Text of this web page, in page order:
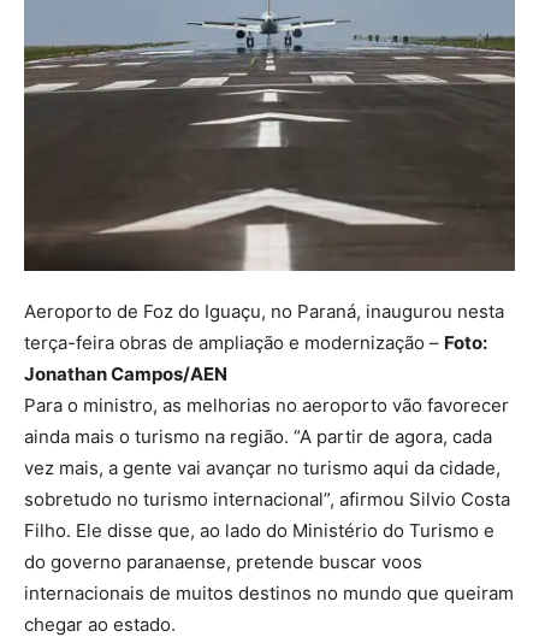
Aeroporto de Foz do Iguaçu, no Paraná, inaugurou nesta
terça-feira obras de ampliação e modernização – Foto:
Jonathan Campos/AEN
Para o ministro, as melhorias no aeroporto vão favorecer
ainda mais o turismo na região. “A partir de agora, cada
vez mais, a gente vai avançar no turismo aqui da cidade,
sobretudo no turismo internacional”, afirmou Silvio Costa
Filho. Ele disse que, ao lado do Ministério do Turismo e
do governo paranaense, pretende buscar voos
internacionais de muitos destinos no mundo que queiram
chegar ao estado.